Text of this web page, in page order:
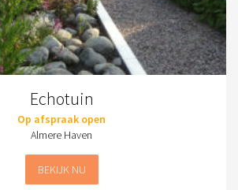
Echotuin
Op afspraak open
Almere Haven
BEKIJK NU